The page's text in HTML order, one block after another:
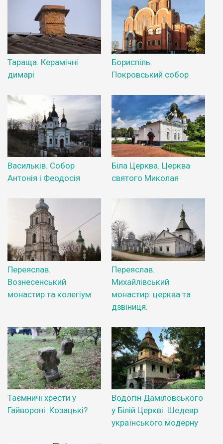
Тараща. Керамічні
димарі
Бориспіль.
Покровський собор
Васильків. Собор
Антонія і Феодосія
Біла Церква. Церква
святого Миколая
Переяслав.
Вознесенський
монастир та колегіум
Переяслав.
Михайлівський
монастир: церква та
дзвіниця.
Таємничі хрести у
Гайвороні. Козацькі?
Водогін Даміловського
у Білій Церкві. Шедевр
українського модерну